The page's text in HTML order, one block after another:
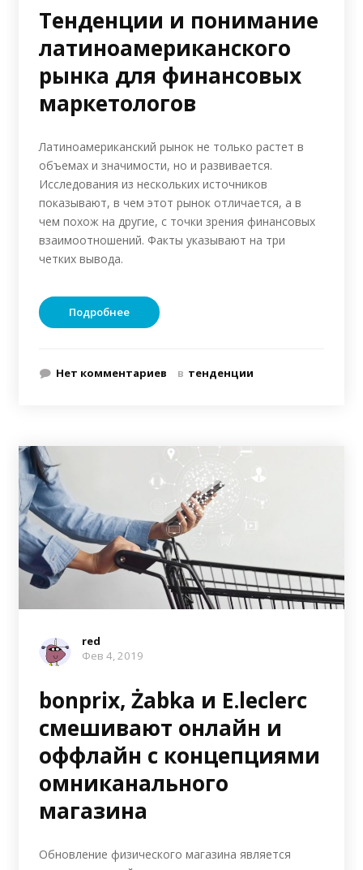
Тенденции и понимание
латиноамериканского
рынка для финансовых
маркетологов
Латиноамериканский рынок не только растет в
объемах и значимости, но и развивается.
Исследования из нескольких источников
показывают, в чем этот рынок отличается, а в
чем похож на другие, с точки зрения финансовых
взаимоотношений. Факты указывают на три
четких вывода.
Подробнее
Нет комментариев в тенденции
red
Фев 4, 2019
bonprix, Żabka и E.leclerc
смешивают онлайн и
оффлайн с концепциями
омниканального
магазина
Обновление физического магазина является